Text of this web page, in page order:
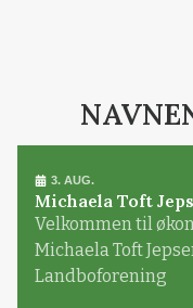
3. AUG.
Michaela Toft
Velkommen til
Michaela Toft
Landboforening